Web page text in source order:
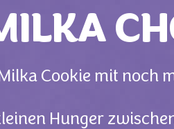
Cookie mit noch
Hunger